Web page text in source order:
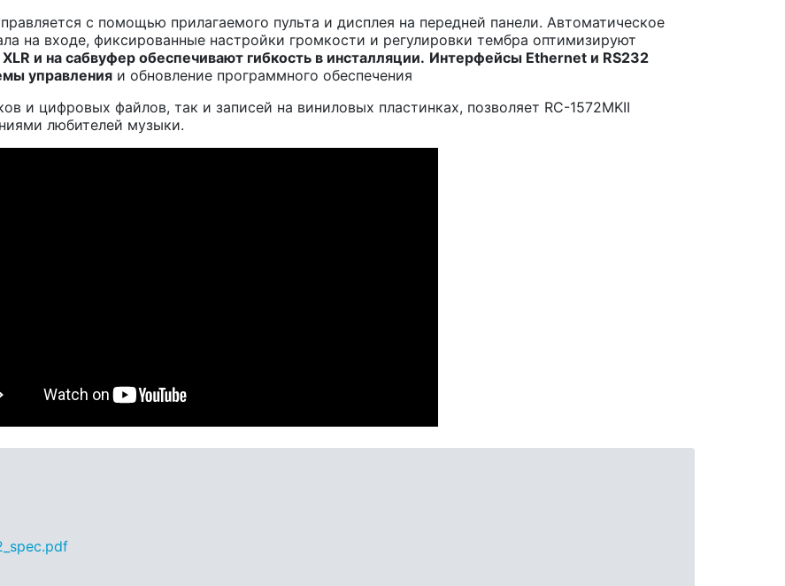
с помощью прилагаемого пульта и дисплея на передней панели. Автоматическое
на входе, фиксированные настройки громкости и регулировки тембра оптимизируют
XLR и на сабвуфер обеспечивают гибкость в инсталляции. Интерфейсы Ethernet и RS232
управления и обновление программного обеспечения
и цифровых файлов, так и записей на виниловых пластинках, позволяет RC-1572MKII
любителей музыки.